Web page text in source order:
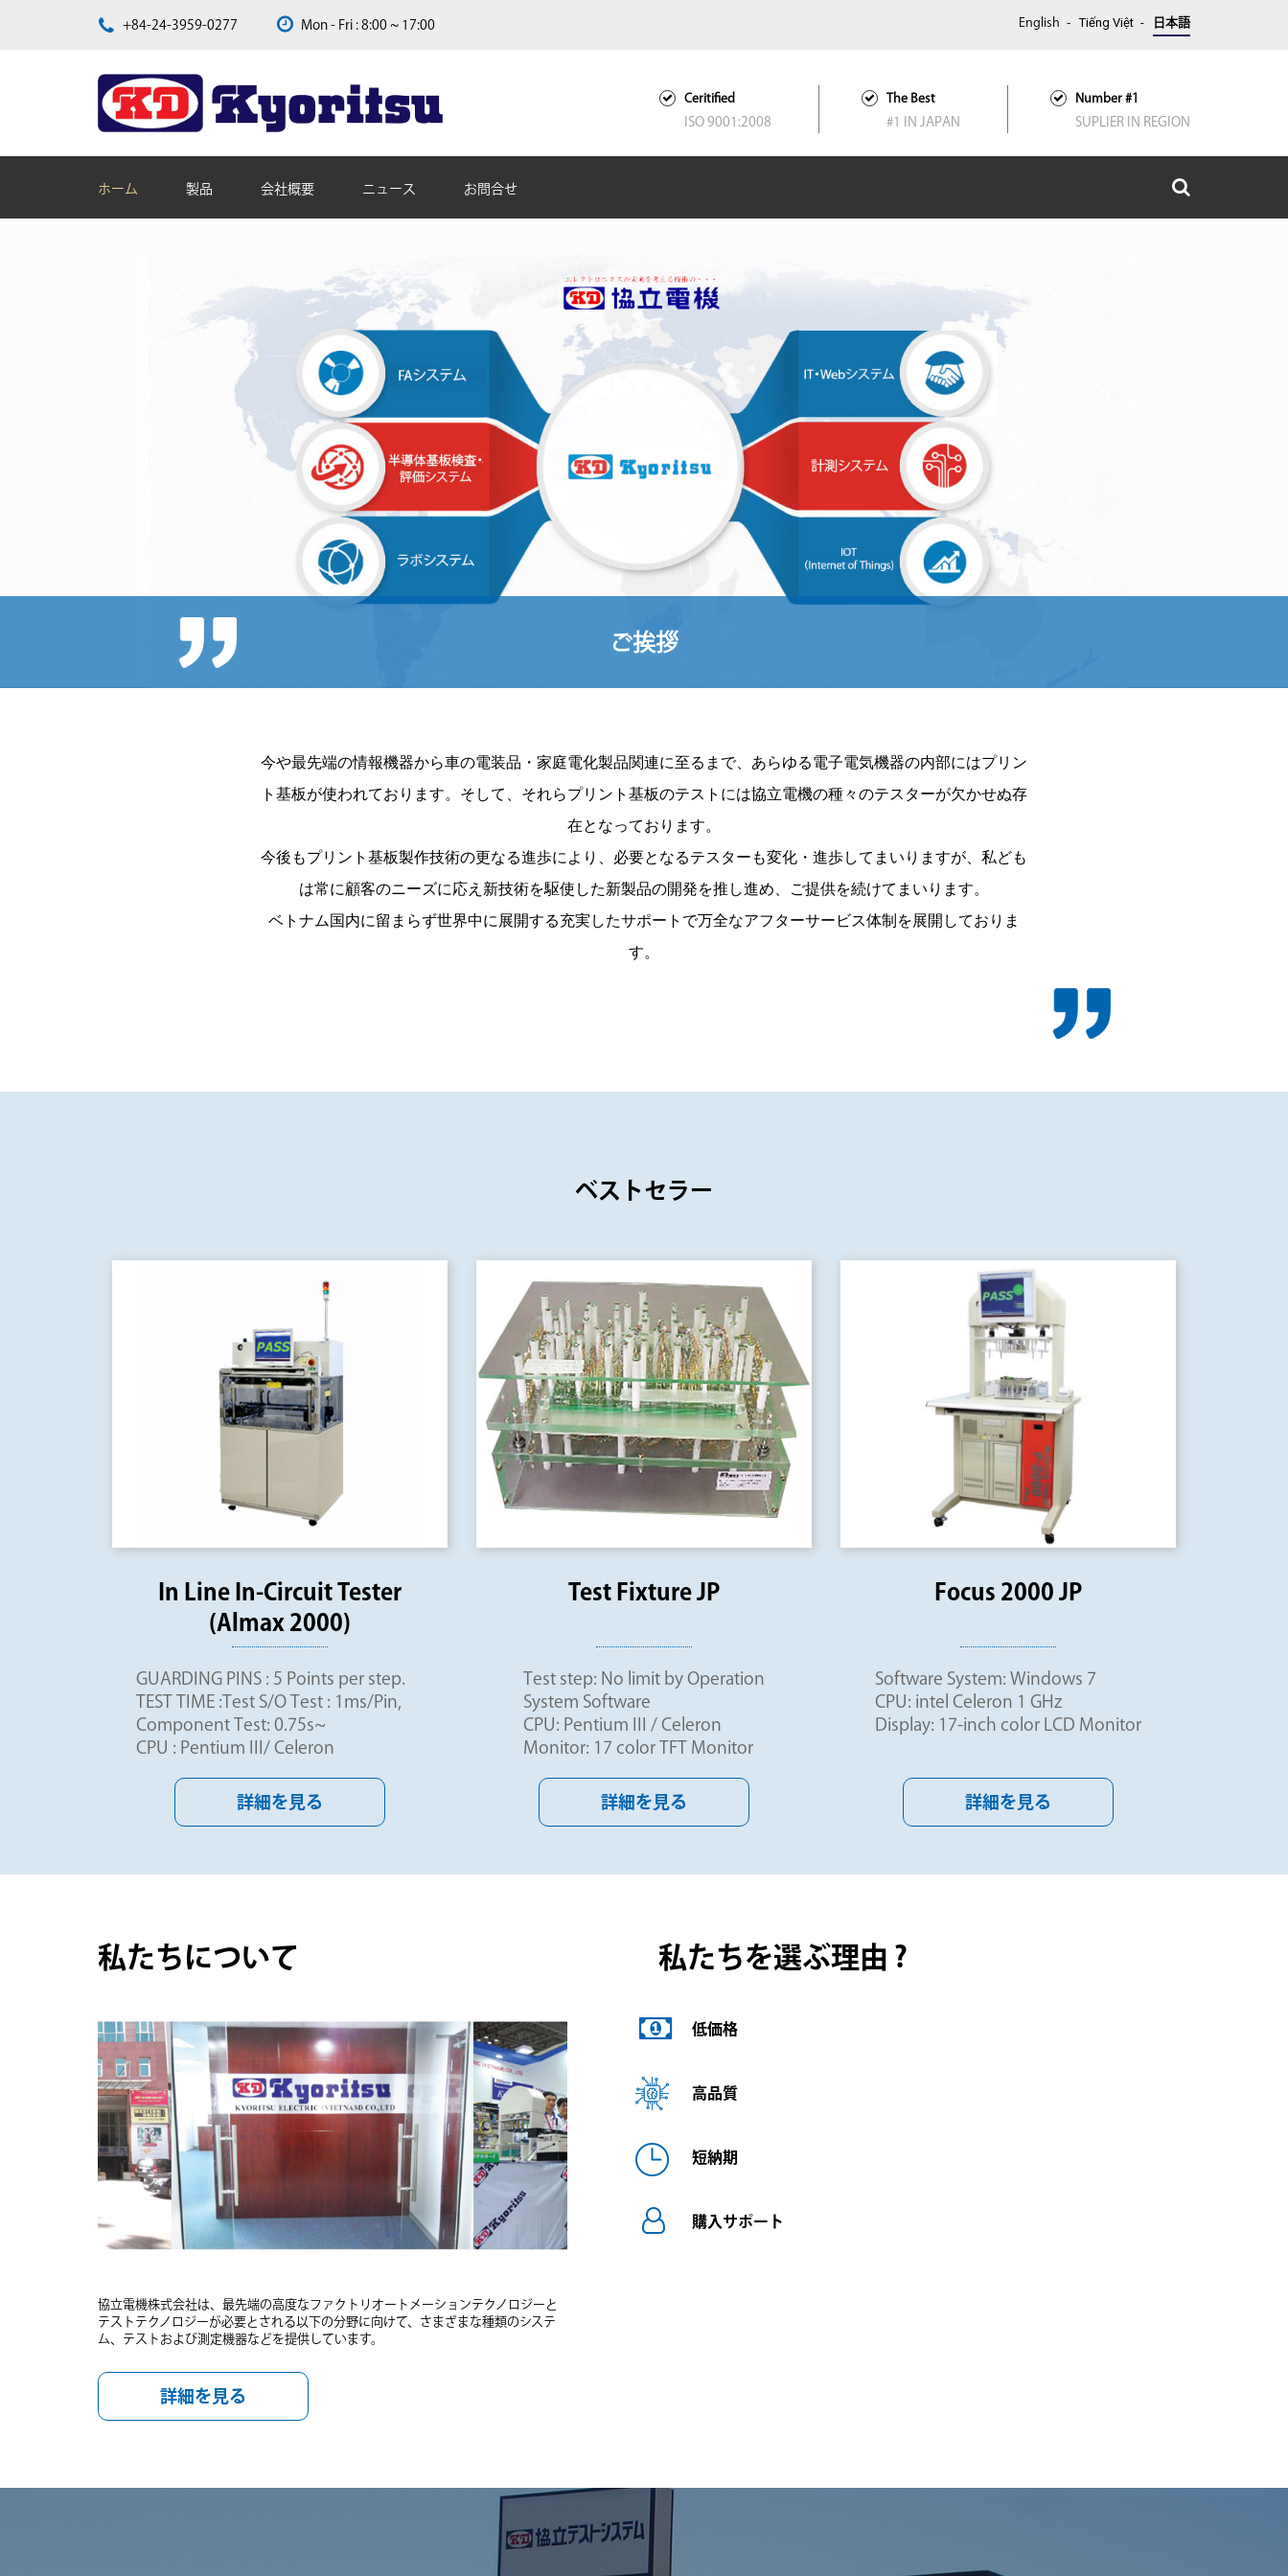
+84-24-3959-0277 Mon - Fri : 8:00 ~ 17:00 English Tiếng Việt 日本語
Ceritified
ISO 9001:2008
The Best
#1 IN JAPAN
Number #1
SUPLIER IN REGION
ホーム 製品 会社概要 ニュース お問合せ
ご挨拶
今や最先端の情報機器から車の電装品・家庭電化製品関連に至るまで、あらゆる電子電気機器の内部にはプリン
ト基板が使われております。 そして、それらプリント基板のテストには協立電機の種々のテスターが欠かせぬ存
在となっております。
今後もプリント基板製作技術の更なる進歩により、必要となるテスターも変化・進歩してまいりますが、私ども
は常に顧客のニーズに応え 新技術を駆使した新製品の開発を推し進め、ご提供を続けてまいります。
ベトナム国内に留まらず世界中に展開する充実したサポートで万全なアフターサービス体制を展開しておりま
す。
ベストセラー
In Line In-Circuit Tester
(Almax 2000)
GUARDING PINS : 5 Points per step.
TEST TIME :Test S/O Test : 1ms/Pin,
Component Test: 0.75s~
CPU : Pentium III/ Celeron
詳細を見る
Test Fixture JP
Test step: No limit by Operation
System Software
CPU: Pentium III / Celeron
Monitor: 17 color TFT Monitor
詳細を見る
Focus 2000 JP
Software System: Windows 7
CPU: intel Celeron 1 GHz
Display: 17-inch color LCD Monitor
詳細を見る
私たちについて
協立電機株式会社は、最先端の高度なファクトリオートメーションテクノロジーと
テストテクノロジーが必要とされる以下の分野に向けて、さまざまな種類のシステ
ム、テストおよび測定機器などを提供しています。
詳細を見る
私たちを選ぶ理由 ?
低価格
高品質
短納期
購入サポート